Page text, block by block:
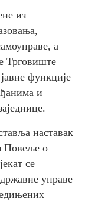
из
а
Трговиште
функције
и
наставак
Повеље о
се
управе